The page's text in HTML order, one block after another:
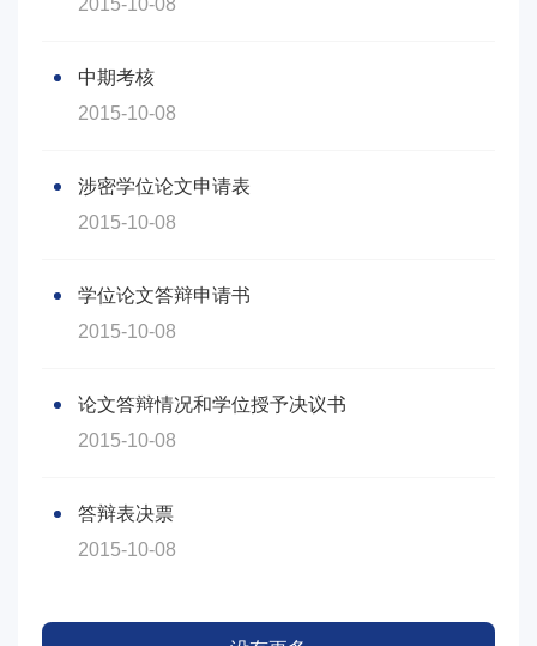
中期考核
2015-10-08
涉密学位论文申请表
2015-10-08
学位论文答辩申请书
2015-10-08
论文答辩情况和学位授予决议书
2015-10-08
答辩表决票
2015-10-08